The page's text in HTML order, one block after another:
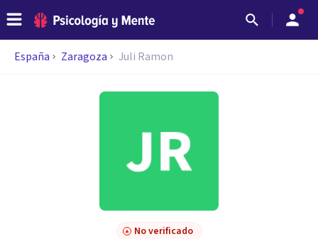
España Zaragoza Juli Ramon
No verificado